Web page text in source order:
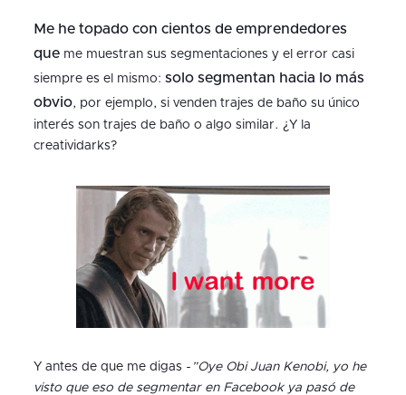
Me he topado con cientos de emprendedores
queme muestran sus segmentaciones y el error casi
siempre es el mismo: solo segmentan hacia lo más
obvio, por ejemplo, si venden trajes de baño su único
interés son trajes de baño o algo similar. ¿Y la
creatividarks?
Y antes de que me digas - ”Oye Obi Juan Kenobi, yo he
visto que eso de segmentar en Facebook ya pasó de